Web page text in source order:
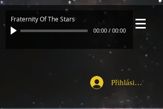
Fraternity Of The Stars
00:00 / 00:00
Přihlásit se